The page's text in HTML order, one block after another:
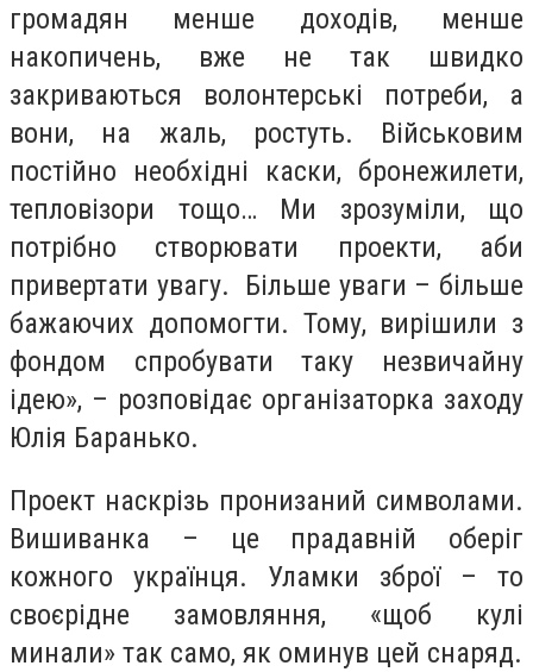
громадян менше доходів, менше
накопичень, вже не так швидко
закриваються волонтерські потреби, а
вони, на жаль, ростуть. Військовим
постійно необхідні каски, бронежилети,
тепловізори тощо… Ми зрозуміли, що
потрібно створювати проекти, аби
привертати увагу. Більше уваги – більше
бажаючих допомогти. Тому, вирішили з
фондом спробувати таку незвичайну
ідею», – розповідає організаторка заходу
Юлія Баранько.
Проект наскрізь пронизаний символами.
Вишиванка – це прадавній оберіг
кожного українця. Уламки зброї – то
своєрідне замовляння, «щоб кулі
минали» так само, як оминув цей снаряд.